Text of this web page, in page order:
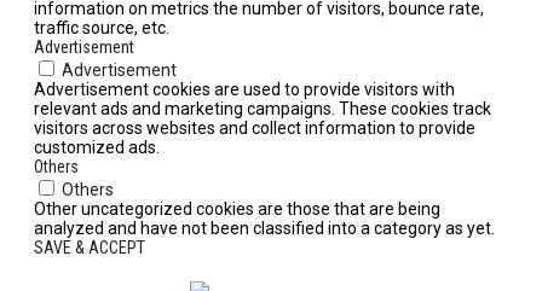
information on metrics the number of visitors, bounce rate,
traffic source, etc.
Advertisement
Advertisement
Advertisement cookies are used to provide visitors with
relevant ads and marketing campaigns. These cookies track
visitors across websites and collect information to provide
customized ads.
Others
Others
Other uncategorized cookies are those that are being
analyzed and have not been classified into a category as yet.
SAVE & ACCEPT